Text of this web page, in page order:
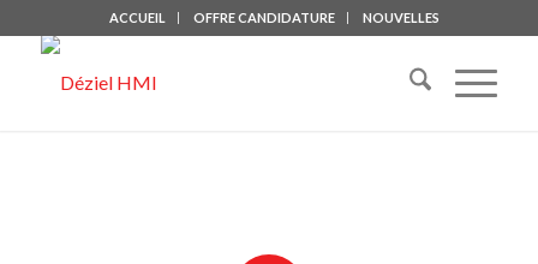
ACCUEIL OFFRE CANDIDATURE NOUVELLES